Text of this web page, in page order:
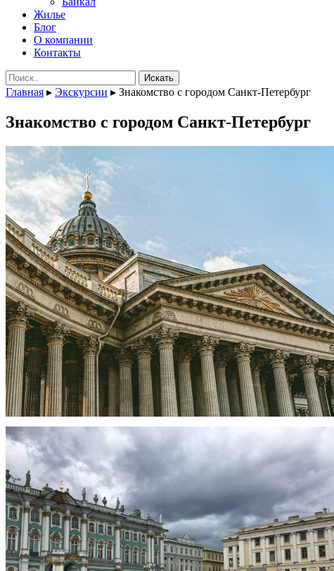
Жилье
Блог
О компании
Контакты
Поиск:
Главная ▸ Экскурсии ▸ Знакомство с городом Санкт-Петербург
Знакомство с городом Санкт-Петербург